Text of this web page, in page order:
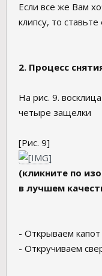
Если все же Вам
клипсу, то
2. Процесс
На рис. 9.
четыре защелки
[Рис. 9]
(кликните по
в лучшем
- Открываем капот
- Откручиваем